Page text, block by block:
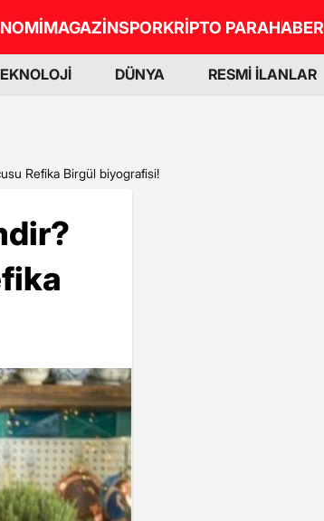
MAGAZİNSPORKRİPTO PARAHABER
DÜNYA RESMİ İLANLAR
Refika Birgül biyografisi!